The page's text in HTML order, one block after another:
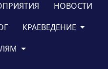
НОВОСТИ
КРАЕВЕДЕНИЕ